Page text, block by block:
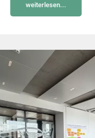
weiterlesen...